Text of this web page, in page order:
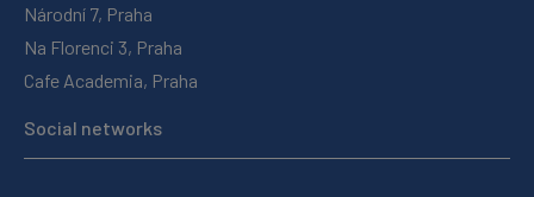
Národní 7, Praha
Na Florenci 3, Praha
Cafe Academia, Praha
Social networks